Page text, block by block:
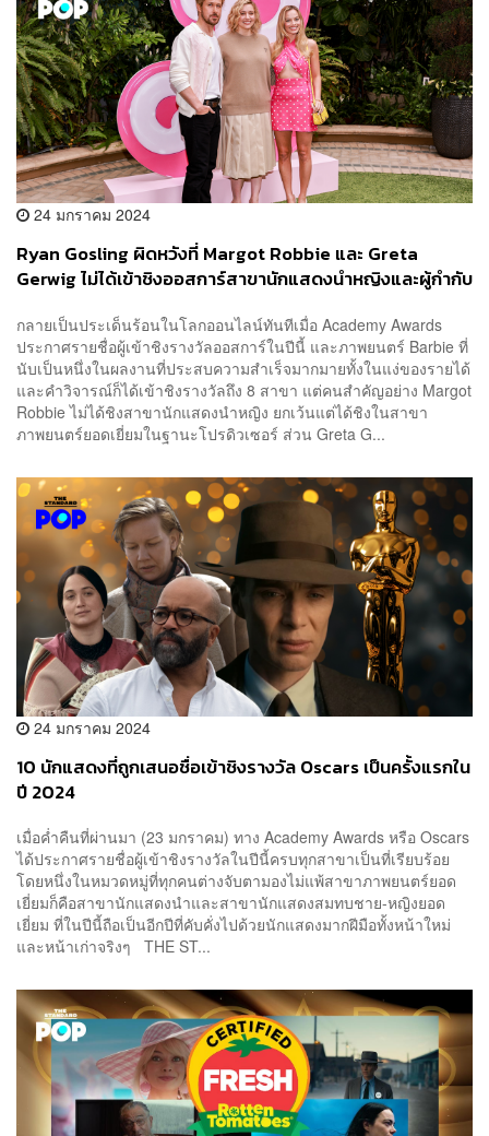
24 มกราคม 2024
Ryan Gosling ผิดหวังที่ Margot Robbie และ Greta
Gerwig ไม่ได้เข้าชิงออสการ์สาขานักแสดงนำหญิงและผู้กำกับ
กลายเป็นประเด็นร้อนในโลกออนไลน์ทันทีเมื่อ Academy Awards
ประกาศรายชื่อผู้เข้าชิงรางวัลออสการ์ในปีนี้ และภาพยนตร์ Barbie ที่
นับเป็นหนึ่งในผลงานที่ประสบความสำเร็จมากมายทั้งในแง่ของรายได้
และคำวิจารณ์ก็ได้เข้าชิงรางวัลถึง 8 สาขา แต่คนสำคัญอย่าง Margot
Robbie ไม่ได้ชิงสาขานักแสดงนำหญิง ยกเว้นแต่ได้ชิงในสาขา
ภาพยนตร์ยอดเยี่ยมในฐานะโปรดิวเซอร์ ส่วน Greta G...
24 มกราคม 2024
10 นักแสดงที่ถูกเสนอชื่อเข้าชิงรางวัล Oscars เป็นครั้งแรกใน
ปี 2024
เมื่อค่ำคืนที่ผ่านมา (23 มกราคม) ทาง Academy Awards หรือ Oscars
ได้ประกาศรายชื่อผู้เข้าชิงรางวัลในปีนี้ครบทุกสาขาเป็นที่เรียบร้อย
โดยหนึ่งในหมวดหมู่ที่ทุกคนต่างจับตามองไม่แพ้สาขาภาพยนตร์ยอด
เยี่ยมก็คือสาขานักแสดงนำและสาขานักแสดงสมทบชาย-หญิงยอด
เยี่ยม ที่ในปีนี้ถือเป็นอีกปีที่คับคั่งไปด้วยนักแสดงมากฝีมือทั้งหน้าใหม่
และหน้าเก่าจริงๆ THE ST...